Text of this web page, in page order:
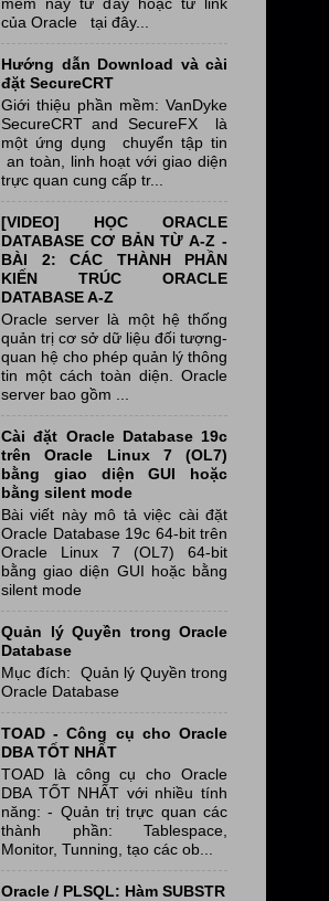
của Oracle tại đây...
Hướng dẫn Download và cài
đặt SecureCRT
Giới thiệu phần mềm: VanDyke
SecureCRT and SecureFX là
một ứng dụng chuyển tập tin
an toàn, linh hoạt với giao diện
trực quan cung cấp tr...
[VIDEO] HỌC ORACLE
DATABASE CƠ BẢN TỪ A-Z -
BÀI 2: CÁC THÀNH PHẦN
KIẾN TRÚC ORACLE
DATABASE A-Z
Oracle server là một hệ thống
quản trị cơ sở dữ liệu đối tượng-
quan hệ cho phép quản lý thông
tin một cách toàn diện. Oracle
server bao gồm ...
Cài đặt Oracle Database 19c
trên Oracle Linux 7 (OL7)
bằng giao diện GUI hoặc
bằng silent mode
Bài viết này mô tả việc cài đặt
Oracle Database 19c 64-bit trên
Oracle Linux 7 (OL7) 64-bit
bằng giao diện GUI hoặc bằng
silent mode
Quản lý Quyền trong Oracle
Database
Mục đích: Quản lý Quyền trong
Oracle Database
TOAD - Công cụ cho Oracle
DBA TỐT NHẤT
TOAD là công cụ cho Oracle
DBA TỐT NHẤT với nhiều tính
năng: - Quản trị trực quan các
thành phần: Tablespace,
Monitor, Tunning, tạo các ob...
Oracle / PLSQL: Hàm SUBSTR